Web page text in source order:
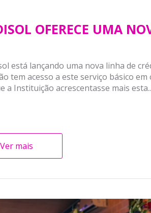
OFERECE UMA
está lançando uma nova linha de
tem acesso a este serviço básico
a Instituição acrescentasse mais
Ver mais